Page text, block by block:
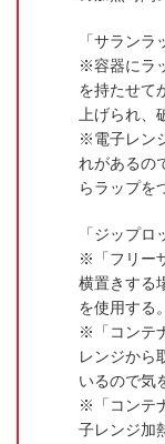
「サラン
容器にラ
を持たせて
上げられ、
電子レン
れがあるの
らラップを
「ジップ
「フリ
横置きする
を使用する。
「コン
レンジから
いるので気
「コン
子レンジ加